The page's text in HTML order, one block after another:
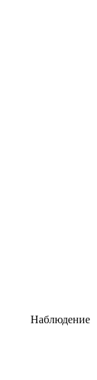
Наблюдение